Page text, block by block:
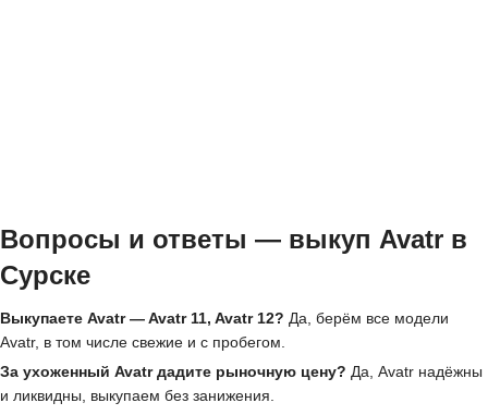
Вопросы и ответы — выкуп Avatr в
Сурске
Выкупаете Avatr — Avatr 11, Avatr 12? Да, берём все модели
Avatr, в том числе свежие и с пробегом.
За ухоженный Avatr дадите рыночную цену? Да, Avatr надёжны
и ликвидны, выкупаем без занижения.